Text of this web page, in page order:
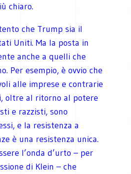
chiaro.
che Trump sia il
Uniti. Ma la posta in
anche a quelli che
Per esempio, è ovvio che
alle imprese e contrarie
oltre al ritorno al potere
e razzisti, sono
e la resistenza a
è una resistenza unica.
l’onda d’urto – per
di Klein – che